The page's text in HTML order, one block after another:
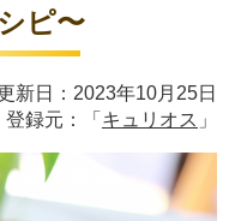
ピ〜
日：2023年10月25日
登録元：「 キュリオス 」